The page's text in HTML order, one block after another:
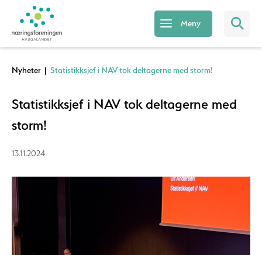
Meny
Nyheter | Statistikksjef i NAV tok deltagerne med storm!
Statistikksjef i NAV tok deltagerne med
storm!
13.11.2024